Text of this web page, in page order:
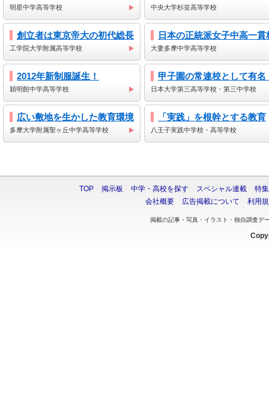
明星中学高等学校 中央大学杉並高等学校
創立者は東京帝大の初代総長
工学院大学附属高等学校
日本の正統派女子中高一貫
大妻多摩中学高等学校
2012年新制服誕生！
穎明館中学高等学校
甲子園の常連校として有名
日本大学第三高等学校・第三中学校
広い敷地を生かした教育環境
多摩大学附属聖ヶ丘中学高等学校
「実践」を根幹とする教育
八王子実践中学校・高等学校
TOP 掲示板 中学・高校を探す スペシャル連載
特集
会社概要
広告掲載について 利用
掲載の記事・写真・イラスト・独自調査デ